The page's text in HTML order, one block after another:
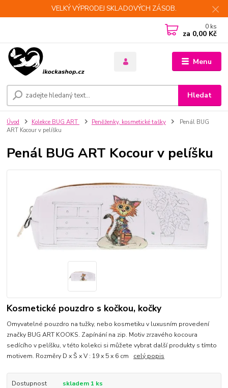
VELKÝ VÝPRODEJ SKLADOVÝCH ZÁSOB.
Menu
Hledat
0 ks
za 0,00 Kč
Úvod Kolekce BUG ART Peněženky, kosmetické tašky
Penál BUG
ART Kocour v pelíšku
Penál BUG ART Kocour v pelíšku
Kosmetické pouzdro s kočkou, kočky
Omyvatelné pouzdro na tužky, nebo kosmetiku v luxusním provedení
značky BUG ART KOOKS. Zapínání na zip. Motiv zrzavého kocoura
sedícího v pelíšku, v této kolekci si můžete vybrat další produkty s tímto
motivem. Rozměry D x Š x V : 19 x 5 x 6 cm celý popis
Dostupnost skladem 1 ks